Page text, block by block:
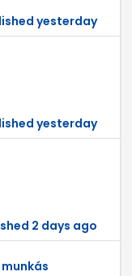
yesterday
yesterday
2 days ago